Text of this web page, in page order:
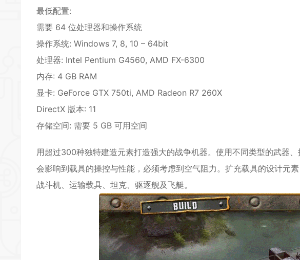
最低配置:
需要 64 位处理器和操作系统
操作系统: Windows 7, 8, 10 – 64bit
处理器: Intel Pentium G4560, AMD FX-6300
内存: 4 GB RAM
显卡: GeForce GTX 750ti, AMD Radeon R7 260X
DirectX 版本: 11
存储空间: 需要 5 GB 可用空间
用超过300种独特建造元素打造强大的战争机器。使用不同类型的武器
会影响到载具的操控与性能，必须考虑到空气阻力。扩充载具的设计元
战斗机、运输载具、坦克、驱逐舰及飞艇。